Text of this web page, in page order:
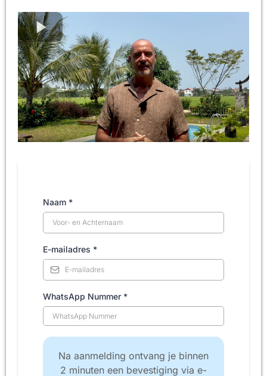
Naam *
E-mailadres *
WhatsApp Nummer *
Na aanmelding ontvang je binnen
2 minuten een bevestiging via e-